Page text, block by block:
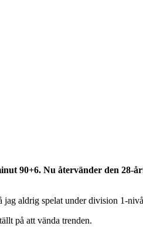
90+6. Nu återvänder den
aldrig spelat under division 1-
på att vända trenden.